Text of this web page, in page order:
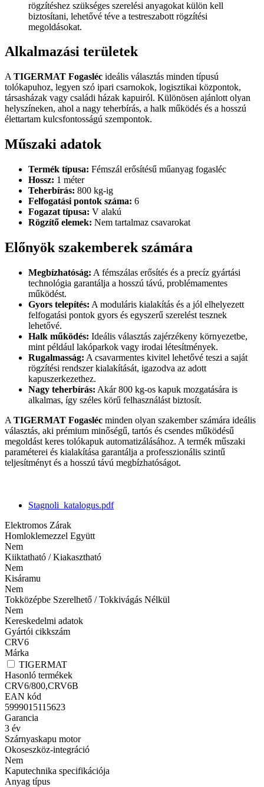
rögzítéshez szükséges szerelési anyagokat külön kell
biztosítani, lehetővé téve a testreszabott rögzítési
megoldásokat.
Alkalmazási területek
A TIGERMAT Fogasléc ideális választás minden típusú
tolókapuhoz, legyen szó ipari csarnokok, logisztikai központok,
társasházak vagy családi házak kapuiról. Különösen ajánlott olyan
helyszíneken, ahol a nagy teherbírás, a halk működés és a hosszú
élettartam kulcsfontosságú szempontok.
Műszaki adatok
Termék típusa: Fémszál erősítésű műanyag fogasléc
Hossz: 1 méter
Teherbírás: 800 kg-ig
Felfogatási pontok száma: 6
Fogazat típusa: V alakú
Rögzítő elemek: Nem tartalmaz csavarokat
Előnyök szakemberek számára
Megbízhatóság: A fémszálas erősítés és a precíz gyártási
technológia garantálja a hosszú távú, problémamentes
működést.
Gyors telepítés: A moduláris kialakítás és a jól elhelyezett
felfogatási pontok gyors és egyszerű szerelést tesznek
lehetővé.
Halk működés: Ideális választás zajérzékeny környezetbe,
mint például lakóparkok vagy irodai létesítmények.
Rugalmasság: A csavarmentes kivitel lehetővé teszi a saját
rögzítési rendszer kialakítását, igazodva az adott
kapuszerkezethez.
Nagy teherbírás: Akár 800 kg-os kapuk mozgatására is
alkalmas, így széles körű felhasználást biztosít.
A TIGERMAT Fogasléc minden olyan szakember számára ideális
választás, aki prémium minőségű, tartós és csendes működésű
megoldást keres tolókapuk automatizálásához. A termék műszaki
paraméterei és kialakítása garantálja a professzionális szintű
teljesítményt és a hosszú távú megbízhatóságot.
Stagnoli_katalogus.pdf
Elektromos Zárak
Homloklemezzel Együtt
Nem
Kiiktatható / Kiakasztható
Nem
Kisáramu
Nem
Tokközépbe Szerelhető / Tokkivágás Nélkül
Nem
Kereskedelmi adatok
Gyártói cikkszám
CRV6
Márka
TIGERMAT
Hasonló termékek
CRV6/800,CRV6B
EAN kód
5999015115623
Garancia
3 év
Szárnyaskapu motor
Okoseszköz-integráció
Nem
Kaputechnika specifikációja
Anyag típus